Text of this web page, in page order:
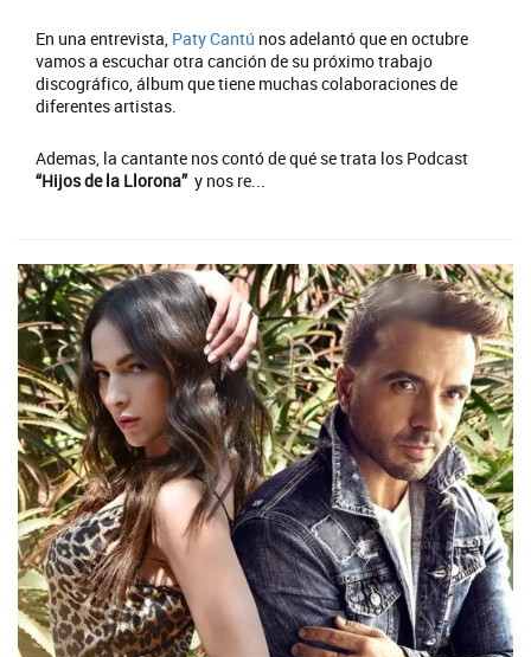
En una entrevista, Paty Cantú nos adelantó que en octubre
vamos a escuchar otra canción de su próximo trabajo
discográfico, álbum que tiene muchas colaboraciones de
diferentes artistas.
Ademas, la cantante nos contó de qué se trata los Podcast
“Hijos de la Llorona” y nos re...